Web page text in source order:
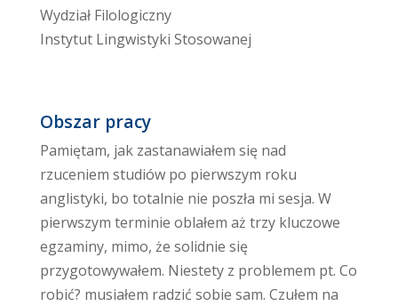
Wydział Filologiczny
Instytut Lingwistyki Stosowanej
Obszar pracy
Pamiętam, jak zastanawiałem się nad
rzuceniem studiów po pierwszym roku
anglistyki, bo totalnie nie poszła mi sesja. W
pierwszym terminie oblałem aż trzy kluczowe
egzaminy, mimo, że solidnie się
przygotowywałem. Niestety z problemem pt. Co
robić? musiałem radzić sobie sam. Czułem na